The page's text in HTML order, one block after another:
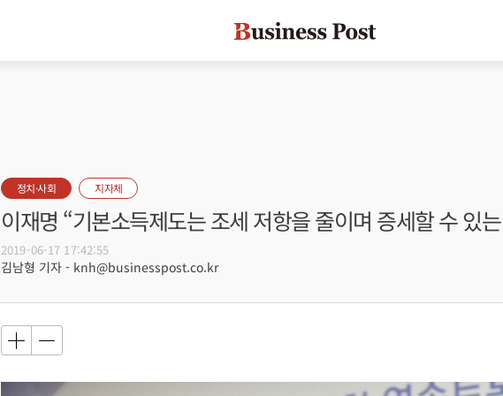
정치·사회 지자체
이재명 “기본소득제도는 조세 저항을 줄이며 증세할 수 있
2019-06-17 17:42:55
김남형 기자 - knh@businesspost.co.kr